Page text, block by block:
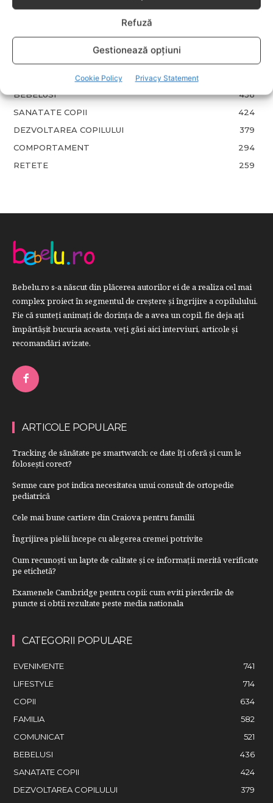
Refuză
Gestionează opțiuni
Cookie Policy Privacy Statement
EVENIMENTE
COPII
634
BEBELUSI
436
SANATATE COPII
424
DEZVOLTAREA COPILULUI
379
COMPORTAMENT
294
RETETE
259
Bebelu.ro s-a născut din plăcerea autorilor ei de a realiza cel mai
complex proiect în segmentul de creştere şi îngrijire a copilulului.
Fie că sunteţi animaţi de dorinţa de a avea un copil, fie deja aţi
împărtăşit bucuria aceasta, veți găsi aici interviuri, articole şi
recomandări avizate.
ARTICOLE POPULARE
Tracking de sănătate pe smartwatch: ce date îți oferă și cum le
folosești corect?
Semne care pot indica necesitatea unui consult de ortopedie
pediatrică
Cele mai bune cartiere din Craiova pentru familii
Îngrijirea pielii începe cu alegerea cremei potrivite
Cum recunoști un lapte de calitate și ce informații merită verificate
pe etichetă?
Examenele Cambridge pentru copii: cum eviti pierderile de
puncte si obtii rezultate peste media nationala
CATEGORII POPULARE
EVENIMENTE
741
LIFESTYLE
714
COPII
634
FAMILIA
582
COMUNICAT
521
BEBELUSI
436
SANATATE COPII
424
DEZVOLTAREA COPILULUI
379